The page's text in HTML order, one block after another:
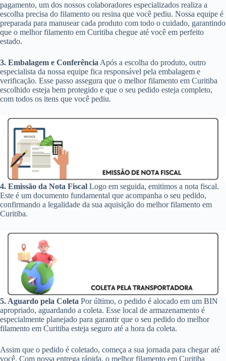
pagamento, um dos nossos colaboradores especializados realiza a
escolha precisa do filamento ou resina que você pediu. Nossa equipe é
preparada para manusear cada produto com todo o cuidado, garantindo
que o melhor filamento em Curitiba chegue até você em perfeito
estado.
3. Embalagem e Conferência Após a escolha do produto, outro
especialista da nossa equipe fica responsável pela embalagem e
verificação. Esse passo assegura que o melhor filamento em Curitiba
escolhido esteja bem protegido e que o seu pedido esteja completo,
com todos os itens que você pediu.
4. Emissão da Nota Fiscal Logo em seguida, emitimos a nota fiscal.
Este é um documento fundamental que acompanha o seu pedido,
confirmando a legalidade da sua aquisição do melhor filamento em
Curitiba.
5. Aguardo pela Coleta Por último, o pedido é alocado em um BIN
apropriado, aguardando a coleta. Esse local de armazenamento é
especialmente planejado para garantir que o seu pedido do melhor
filamento em Curitiba esteja seguro até a hora da coleta.
Assim que o pedido é coletado, começa a sua jornada para chegar até
você. Com nossa entrega rápida, o melhor filamento em Curitiba